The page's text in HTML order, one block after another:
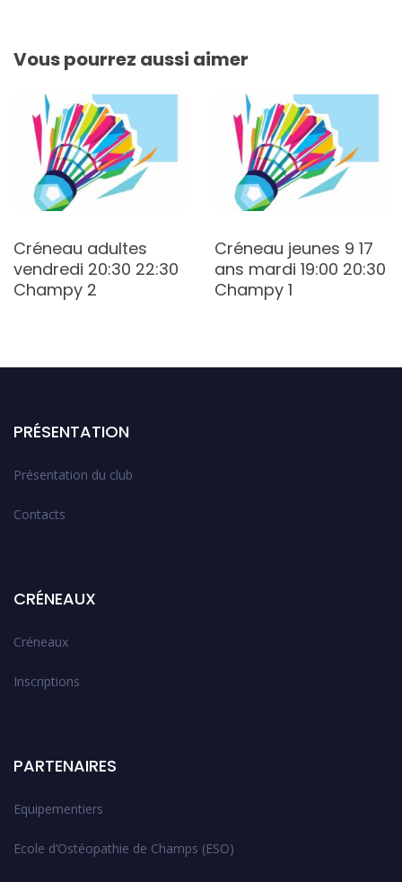
Vous pourrez aussi aimer
Créneau adultes
vendredi 20:30 22:30
Champy 2
Créneau jeunes 9 17
ans mardi 19:00 20:30
Champy 1
PRÉSENTATION
Présentation du club
Contacts
CRÉNEAUX
Créneaux
Inscriptions
PARTENAIRES
Equipementiers
Ecole d’Ostéopathie de Champs (ESO)